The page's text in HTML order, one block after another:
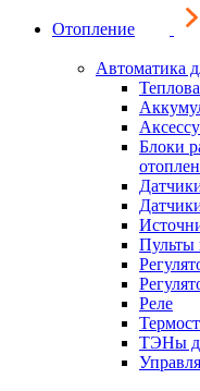
Отопление
Автоматика
Блоки
Пульты
Реле
ТЭНы